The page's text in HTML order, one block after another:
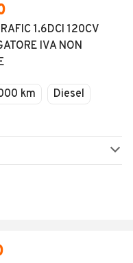
1.6DCI 120CV
IVA NON
km
Diesel